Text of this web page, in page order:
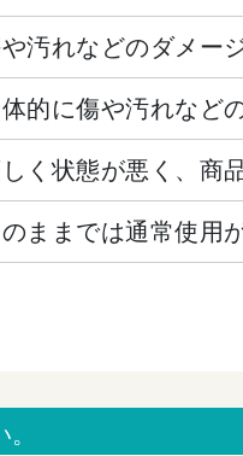
汚れなどのダメー
的に傷や汚れなど
く状態が悪く、商
ままでは通常使用